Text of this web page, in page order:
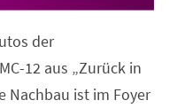
der
12 aus „Zurück in
Nachbau ist im Foyer